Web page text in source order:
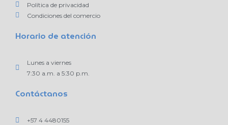
Política de privacidad
Condiciones del comercio
Horario de atención
Lunes a viernes
7:30 a.m. a 5:30 p.m.
Contáctanos
+57 4 4480155